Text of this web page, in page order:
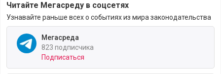
Читайте Мегасреду в соцсетях
Узнавайте раньше всех о событиях из мира законодательства
Мегасреда
823 подписчика
Подписаться